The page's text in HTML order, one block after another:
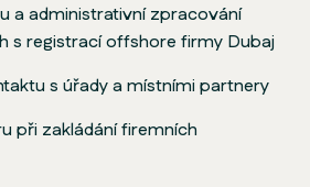
a administrativní zpracování
s registrací offshore firmy Dubaj
s úřady a místními partnery
při zakládání firemních